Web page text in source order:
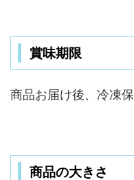
賞味期限
商品お届け後、冷凍
商品の大きさ